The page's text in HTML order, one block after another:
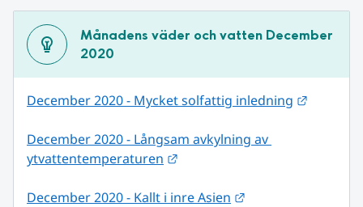
Månadens väder och vatten December
2020
December 2020 - Mycket solfattig inledning
December 2020 - Långsam avkylning av
ytvattentemperaturen
December 2020 - Kallt i inre Asien